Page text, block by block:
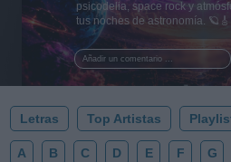
Añadir un comentario ...
psicodelia, space rock y
tus noches de astronomía.
al firmamento y siente la
esta colección para tu próxima
✨⭐
Letras Top Artistas
A B C D E F G